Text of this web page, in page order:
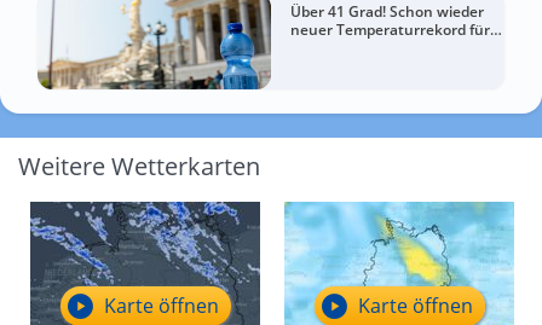
Über 41 Grad! Schon wieder
neuer Temperaturrekord für
Weitere Wetterkarten
Karte öffnen Karte öffnen